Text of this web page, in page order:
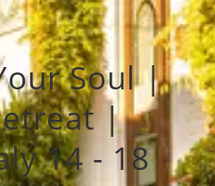
Soul |
|
14 - 18